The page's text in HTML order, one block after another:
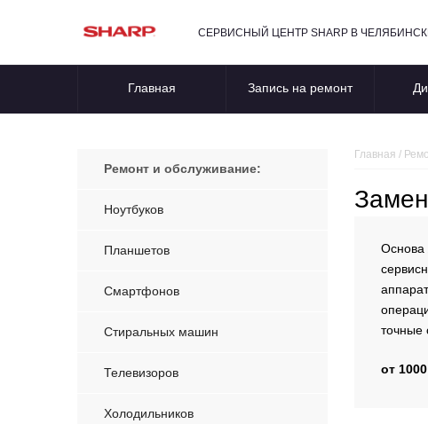
СЕРВИСНЫЙ ЦЕНТР SHARP В
Главная Запись на ремонт
Ремонт и обслуживание:
Ноутбуков
Планшетов
Смартфонов
Стиральных машин
Телевизоров
Холодильников
Главная /
Основа
точные
от